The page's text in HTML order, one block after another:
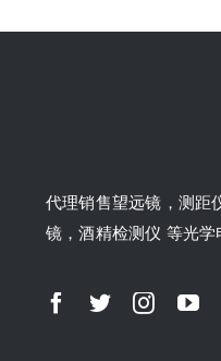
代理销售望远镜，测距
镜，酒精检测仪 等光学